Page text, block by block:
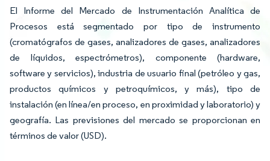
El Informe del Mercado de Instrumentación Analítica de
Procesos está segmentado por tipo de instrumento
(cromatógrafos de gases, analizadores de gases, analizadores
de líquidos, espectrómetros), componente (hardware,
software y servicios), industria de usuario final (petróleo y gas,
productos químicos y petroquímicos, y más), tipo de
instalación (en línea/en proceso, en proximidad y laboratorio) y
geografía. Las previsiones del mercado se proporcionan en
términos de valor (USD).